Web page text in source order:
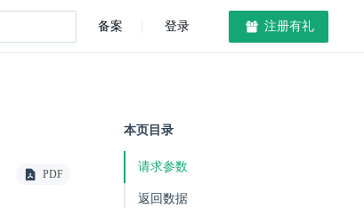
备案 登录 注册有礼
PDF
本页目录
请求参数
返回数据